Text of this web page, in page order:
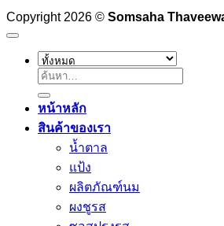
Copyright 2026 © Somsaha
ค้นหา:
หน้าหลัก
สินค้าของเรา
น้ำตาล
แป้ง
ผลิตภัณฑ์นม
ผงชูรส